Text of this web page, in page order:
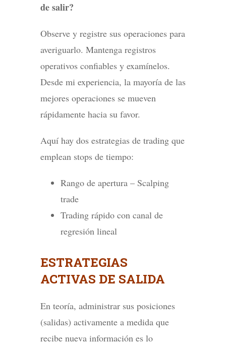
de salir?
Observe y registre sus operaciones para
averiguarlo. Mantenga registros
operativos confiables y examínelos.
Desde mi experiencia, la mayoría de las
mejores operaciones se mueven
rápidamente hacia su favor.
Aquí hay dos estrategias de trading que
emplean stops de tiempo:
Rango de apertura – Scalping
trade
Trading rápido con canal de
regresión lineal
ESTRATEGIAS
ACTIVAS DE SALIDA
En teoría, administrar sus posiciones
(salidas) activamente a medida que
recibe nueva información es lo